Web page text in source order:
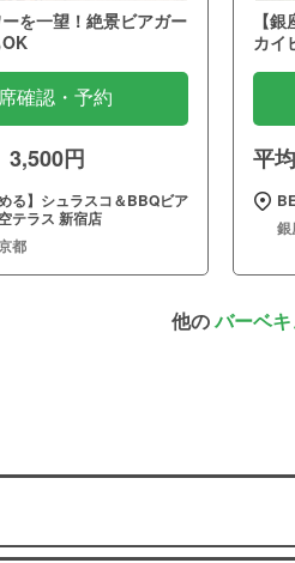
を一望！絶景ビアガー
確認・予約
円
る】シュラスコ＆BBQビア
テラス 新宿店
都
【
カイ
平
銀
他のバーベ